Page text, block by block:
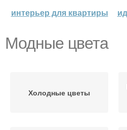
интерьер для квартиры
Модные цвета
Холодные цветы